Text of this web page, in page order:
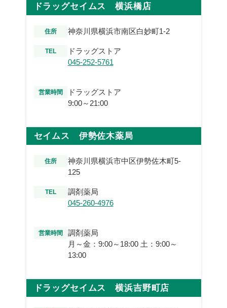
ドラッグセイムス 横浜橋店
住所 神奈川県横浜市南区白妙町1-2
TEL
ドラッグストア
045-252-5761
営業時間
ドラッグストア
9:00～21:00
セイムス 伊勢佐木薬局
住所
神奈川県横浜市中区伊勢佐木町5-
125
TEL
調剤薬局
045-260-4976
営業時間
調剤薬局
月～金：9:00～18:00 土：9:00～
13:00
ドラッグセイムス 横浜吉野町店